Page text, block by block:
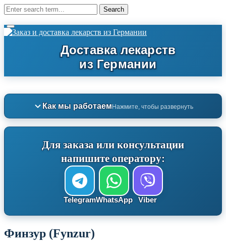
Как мы работаемНажмите, чтобы развернуть
Для заказа или консультации
напишите оператору:
TelegramWhatsApp Viber
Финзур (Fynzur)